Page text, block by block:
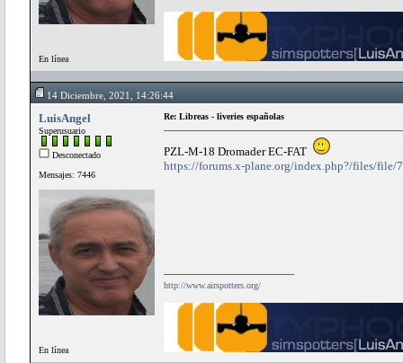
En línea
14 Diciembre, 2021, 14:26:44
LuisAngel
Superusuario
Desconectado
Mensajes: 7446
En línea
Re: Libreas - liveries españolas
PZL-M-18 Dromader EC-FAT
https://forums.x-plane.org/index.php?/files/file/
http://www.airspotters.org/